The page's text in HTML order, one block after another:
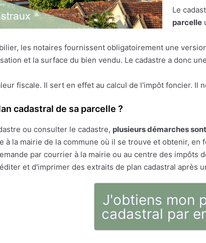
Le
parcelle
les notaires fournissent obligatoirement une
et la surface du bien vendu. Le cadastre a donc
fiscale. Il sert en effet au calcul de l'impôt foncier.
cadastral de sa parcelle ?
ou consulter le cadastre, plusieurs démarches
à la mairie de la commune où il se trouve et obtenir,
par courrier à la mairie ou au centre des impôts
et d'imprimer des extraits de plan cadastral après
J'obtiens mon
cadastral par